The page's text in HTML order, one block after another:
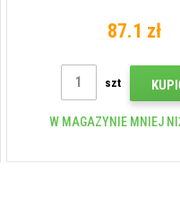
87.1 zł
szt
W MAGAZYNIE MNIEJ